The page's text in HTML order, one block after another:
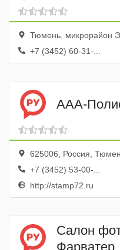
Тюмень, микрорайон
+7 (3452) 60-31-...
ААА-
625006, Россия,
+7 (3452) 53-00-...
http://stamp72.ru
Салон
Фарватер